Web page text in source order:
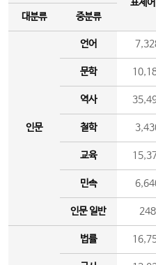
표제
대분류
중분류
인문
언어
문학
역사
철학
교육
민속
인문 일반 248
법률